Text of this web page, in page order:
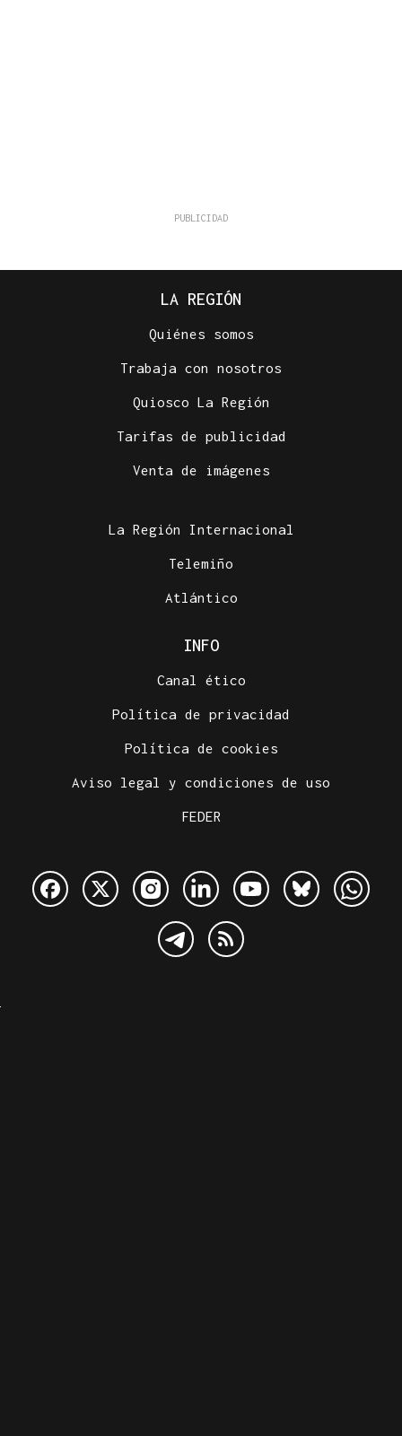
LA REGIÓN
Quiénes somos
Trabaja con nosotros
Quiosco La Región
Tarifas de publicidad
Venta de imágenes
La Región Internacional
Telemiño
Atlántico
INFO
Canal ético
Política de privacidad
Política de cookies
Aviso legal y condiciones de uso
FEDER